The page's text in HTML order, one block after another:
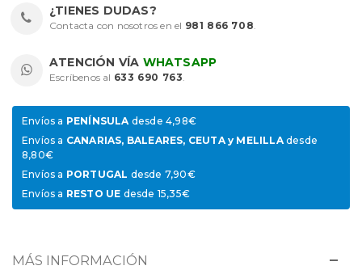
¿TIENES DUDAS?
Contacta con nosotros en el 981 866 708.
ATENCIÓN VÍA WHATSAPP
Escríbenos al 633 690 763.
Envíos a PENÍNSULAdesde 4,98€
Envíos a CANARIAS, BALEARES, CEUTA y MELILLAdesde
8,80€
Envíos a PORTUGAL desde 7,90€
Envíos a RESTO UE desde 15,35€
MÁS INFORMACIÓN